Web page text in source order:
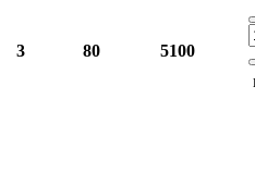
3 80
5100